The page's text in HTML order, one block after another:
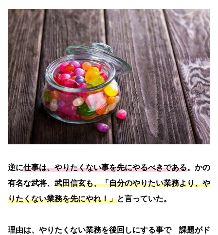
逆に仕事は、やりたくない事を先にやるべきである。かの
有名な武将、 武田信玄も、「自分のやりたい業務より、や
りたくない業務を先にやれ！」と言っていた。
理由は、やりたくない業務を後回しにする事で 課題がド